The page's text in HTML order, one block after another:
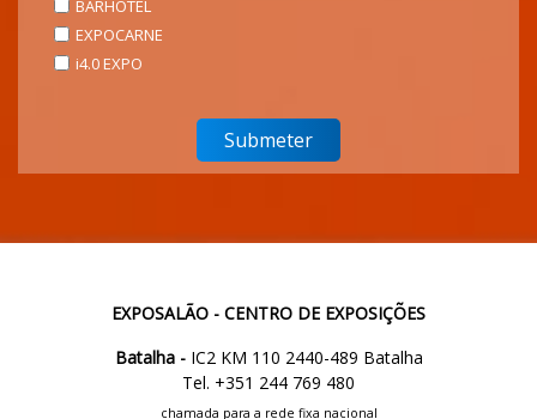
BARHOTEL
EXPOCARNE
i4.0 EXPO
EXPOSALÃO - CENTRO DE EXPOSIÇÕES
Batalha -IC2 KM 110 2440-489 Batalha
Tel. +351 244 769 480
chamada para a rede fixa nacional